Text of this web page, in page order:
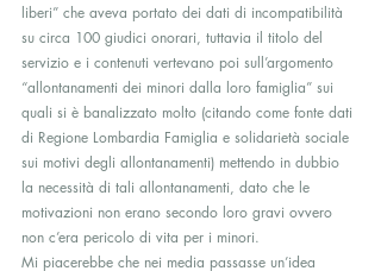
liberi” che aveva portato dei dati di incompatibilità
su circa 100 giudici onorari, tuttavia il titolo del
servizio e i contenuti vertevano poi sull’argomento
“allontanamenti dei minori dalla loro famiglia” sui
quali si è banalizzato molto (citando come fonte dati
di Regione Lombardia Famiglia e solidarietà sociale
sui motivi degli allontanamenti) mettendo in dubbio
la necessità di tali allontanamenti, dato che le
motivazioni non erano secondo loro gravi ovvero
non c’era pericolo di vita per i minori.
Mi piacerebbe che nei media passasse un’idea